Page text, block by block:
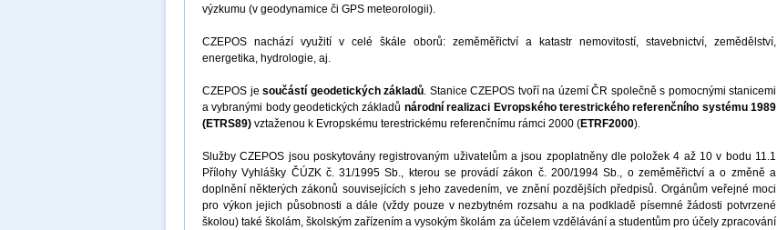
výzkumu (v geodynamice či GPS meteorologii).
CZEPOS nachází využití v celé škále oborů: zeměměřictví a katastr nemovitostí, stavebnictví, zemědělství,
energetika, hydrologie, aj.
CZEPOS je součástí geodetických základů. Stanice CZEPOS tvoří na území ČR společně s pomocnými stanicemi
a vybranými body geodetických základů národní realizaci Evropského terestrického referenčního systému 1989
(ETRS89) vztaženou k Evropskému terestrickému referenčnímu rámci 2000 (ETRF2000).
Služby CZEPOS jsou poskytovány registrovaným uživatelům a jsou zpoplatněny dle položek 4 až 10 v bodu 11.1
Přílohy Vyhlášky ČÚZK č. 31/1995 Sb., kterou se provádí zákon č. 200/1994 Sb., o zeměměřictví a o změně a
doplnění některých zákonů souvisejících s jeho zavedením, ve znění pozdějších předpisů. Orgánům veřejné moci
pro výkon jejich působnosti a dále (vždy pouze v nezbytném rozsahu a na podkladě písemné žádosti potvrzené
školou) také školám, školským zařízením a vysokým školám za účelem vzdělávání a studentům pro účely zpracování